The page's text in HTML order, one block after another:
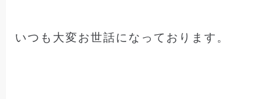
いつも大変お世話になっております。